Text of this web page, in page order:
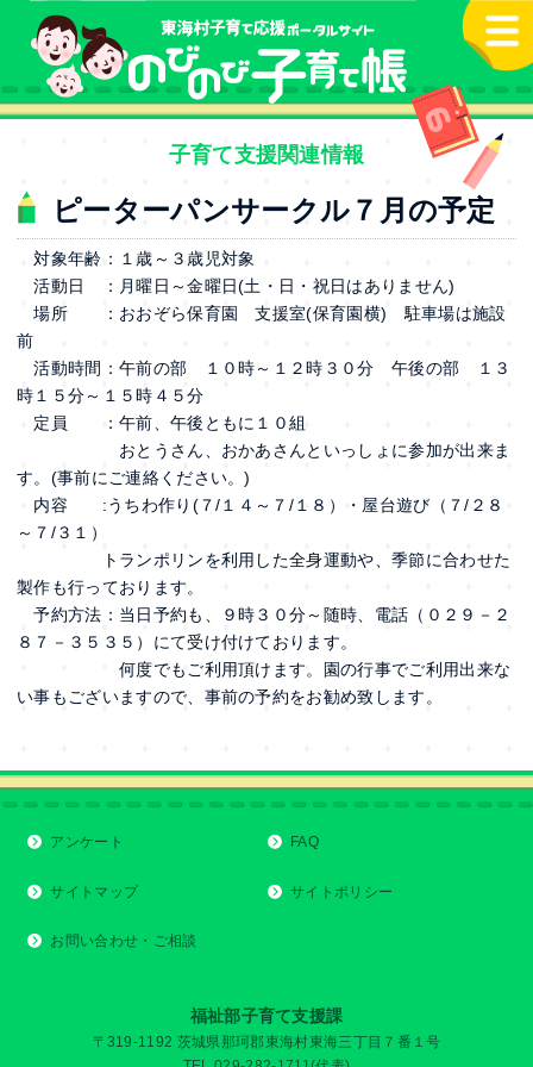
本文へ
子育て支援関連情報
ピーターパンサークル７月の予定
対象年齢：１歳～３歳児対象
活動日 ：月曜日～金曜日(土・日・祝日はありません)
場所 ：おおぞら保育園 支援室(保育園横) 駐車場は施設
前
活動時間：午前の部 １０時～１２時３０分 午後の部 １３
時１５分～１５時４５分
定員 ：午前、午後ともに１０組
おとうさん、おかあさんといっしょに参加が出来ま
す。(事前にご連絡ください。)
内容 :うちわ作り(７/１４～７/１８）・屋台遊び（７/２８
～７/３１）
トランポリンを利用した全身運動や、季節に合わせた
製作も行っております。
予約方法：当日予約も、９時３０分～随時、電話（０２９－２
８７－３５３５）にて受け付けております。
何度でもご利用頂けます。園の行事でご利用出来な
い事もございますので、事前の予約をお勧め致します。
アンケート FAQ
サイトマップ サイトポリシー
お問い合わせ・ご相談
福祉部子育て支援課
〒319-1192 茨城県那珂郡東海村東海三丁目７番１号